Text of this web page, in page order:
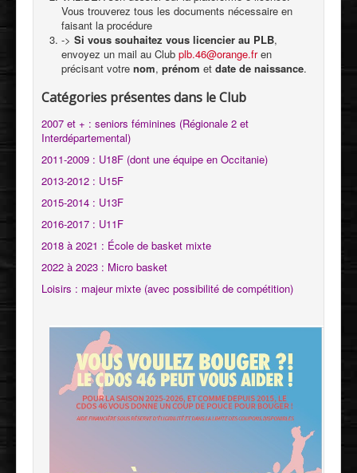
Vous trouverez tous les documents nécessaire en
faisant la procédure
-> Si vous souhaitez vous licencier au PLB,
envoyez un mail au Club plb.46@orange.fr en
précisant votre nom, prénom et date de naissance.
Catégories présentes dans le Club
2007 et + : seniors féminines (Régionale 2 et
Interdépartemental)
2011-2009 : U18F (dont une équipe en Occitanie)
2013-2012 : U15F
2015-2014 : U13F
2016-2017 : U11F
2018 à 2021 : École de basket mixte
2022 à 2023 : Micro basket
Loisirs : majeur mixte (avec possibilité de compétition)